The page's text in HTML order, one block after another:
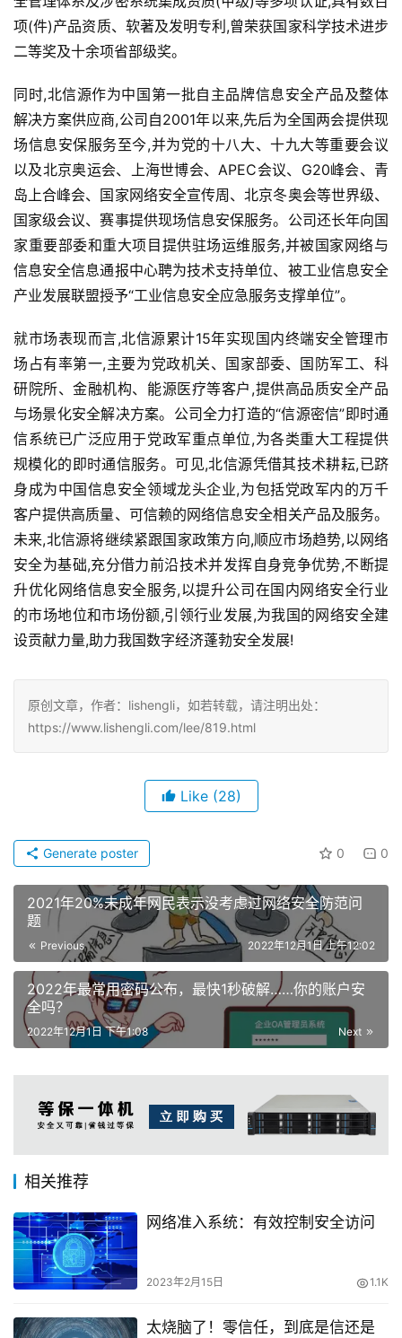
项(件)产品资质、软著及发明专利,曾荣获国家科学技术进步
二等奖及十余项省部级奖。
同时,北信源作为中国第一批自主品牌信息安全产品及整体
解决方案供应商,公司自2001年以来,先后为全国两会提供现
场信息安保服务至今,并为党的十八大、十九大等重要会议
以及北京奥运会、上海世博会、APEC会议、G20峰会、青
岛上合峰会、国家网络安全宣传周、北京冬奥会等世界级、
国家级会议、赛事提供现场信息安保服务。公司还长年向国
家重要部委和重大项目提供驻场运维服务,并被国家网络与
信息安全信息通报中心聘为技术支持单位、被工业信息安全
产业发展联盟授予“工业信息安全应急服务支撑单位”。
就市场表现而言,北信源累计15年实现国内终端安全管理市
场占有率第一,主要为党政机关、国家部委、国防军工、科
研院所、金融机构、能源医疗等客户,提供高品质安全产品
与场景化安全解决方案。公司全力打造的“信源密信”即时通
信系统已广泛应用于党政军重点单位,为各类重大工程提供
规模化的即时通信服务。可见,北信源凭借其技术耕耘,已跻
身成为中国信息安全领域龙头企业,为包括党政军内的万千
客户提供高质量、可信赖的网络信息安全相关产品及服务。
未来,北信源将继续紧跟国家政策方向,顺应市场趋势,以网络
安全为基础,充分借力前沿技术并发挥自身竞争优势,不断提
升优化网络信息安全服务,以提升公司在国内网络安全行业
的市场地位和市场份额,引领行业发展,为我国的网络安全建
设贡献力量,助力我国数字经济蓬勃安全发展!
原创文章，作者：lishengli，如若转载，请注明出处：
https://www.lishengli.com/lee/819.html
Like (28)
0 0
Generate poster
2021年20%未成年网民表示没考虑过网络安全防范问
题
Previous 2022年12月1日 上午12:02
2022年最常用密码公布，最快1秒破解……你的账户安
全吗？
Next
2022年12月1日 下午1:08
相关推荐
网络准入系统：有效控制安全访问
2023年2月15日 1.1K
太烧脑了！零信任，到底是信还是